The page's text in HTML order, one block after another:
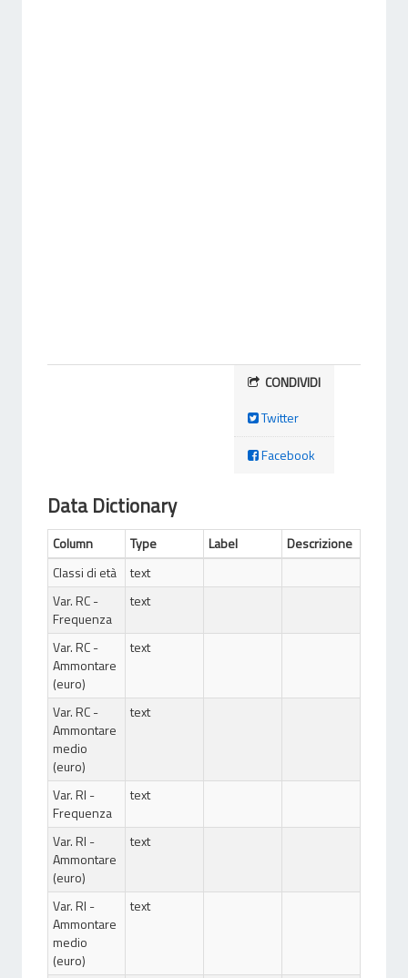
CONDIVIDI
Twitter
Facebook
Data Dictionary
Column Type Label
Descrizione
Classi di età
text
Var. RC -
Frequenza
text
Var. RC -
Ammontare
(euro)
text
Var. RC -
Ammontare
medio
(euro)
text
Var. RI -
Frequenza
text
Var. RI -
Ammontare
(euro)
text
Var. RI -
Ammontare
medio
(euro)
text